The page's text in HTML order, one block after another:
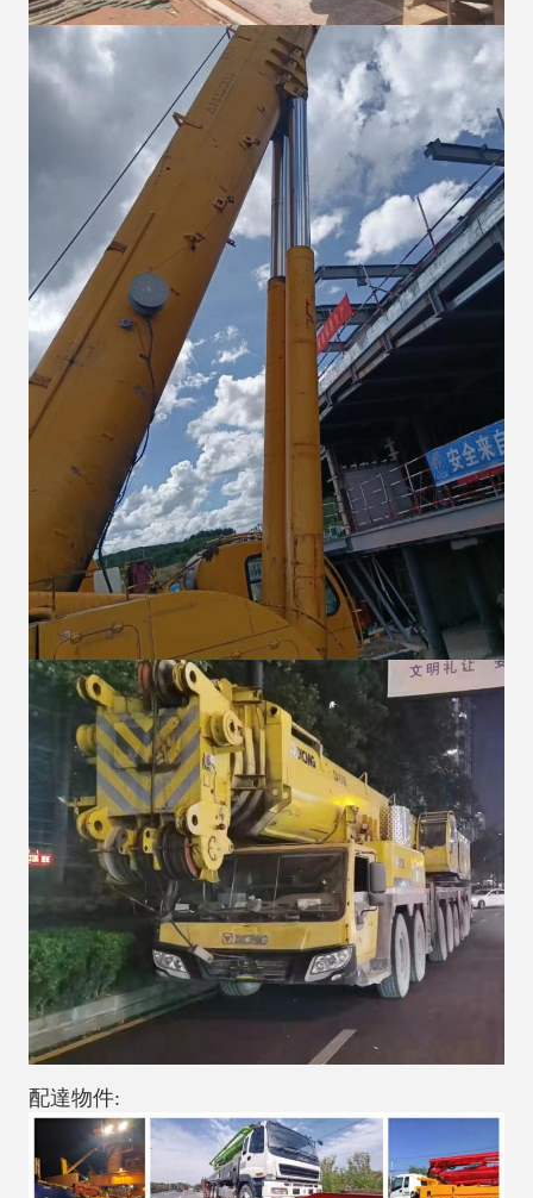
配達物件: